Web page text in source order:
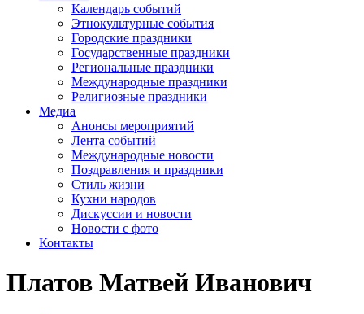
Календарь событий
Этнокультурные события
Городские праздники
Государственные праздники
Региональные праздники
Международные праздники
Религиозные праздники
Медиа
Анонсы мероприятий
Лента событий
Международные новости
Поздравления и праздники
Cтиль жизни
Кухни народов
Дискуссии и новости
Новости с фото
Контакты
Платов Матвей Иванович